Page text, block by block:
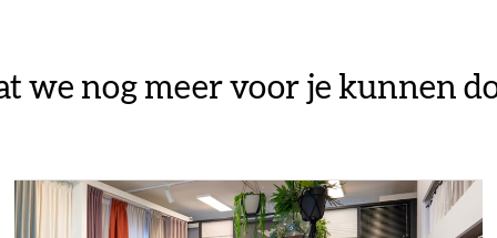
we nog meer voor je kunnen